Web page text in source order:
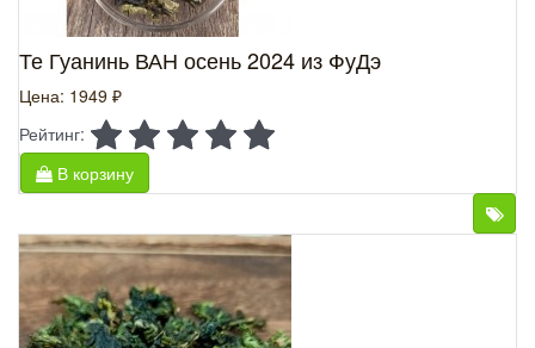
Те Гуанинь ВАН осень 2024 из ФуДэ
Цена: 1949 ₽
Рейтинг:
В корзину